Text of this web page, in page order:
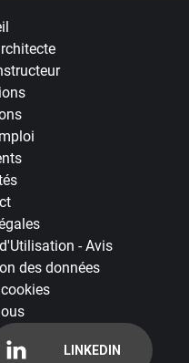
- Avis
des données
LINKEDIN